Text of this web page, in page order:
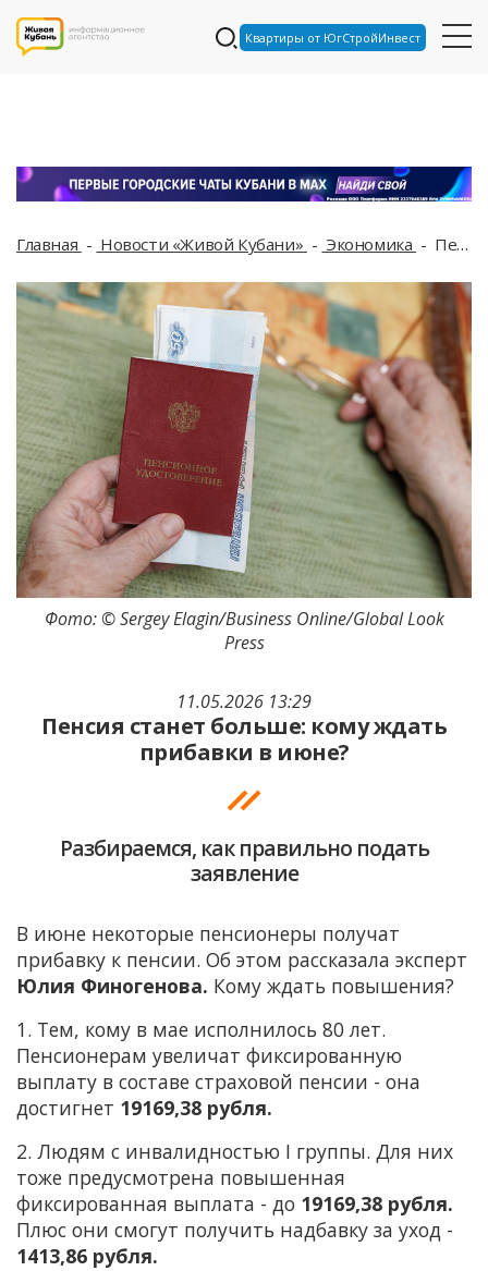
Квартиры от ЮгСтройИнвест
Главная Новости «Живой Кубани» Экономика Пенсия станет больше: кому ждать прибавки в июне?
11.05.2026 13:29
Пенсия станет больше: кому ждать
прибавки в июне?
Разбираемся, как правильно подать
заявление
Фото: © Sergey Elagin/Business Online/Global Look
Press
В июне некоторые пенсионеры получат
прибавку к пенсии. Об этом рассказала эксперт
Юлия Финогенова. Кому ждать повышения?
1. Тем, кому в мае исполнилось 80 лет.
Пенсионерам увеличат фиксированную
выплату в составе страховой пенсии - она
достигнет 19169,38 рубля.
2. Людям с инвалидностью I группы. Для них
тоже предусмотрена повышенная
фиксированная выплата - до 19169,38 рубля.
Плюс они смогут получить надбавку за уход -
1413,86 рубля.